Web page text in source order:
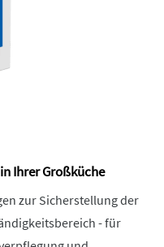
Ihrer Großküche
zur Sicherstellung der
- für